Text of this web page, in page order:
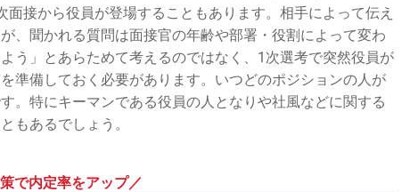
接から役員が登場することもあります。相手によって伝え
、聞かれる質問は面接官の年齢や部署・役割によって変わ
う」とあらためて考えるのではなく、1次選考で突然役員が
準備しておく必要があります。いつどのポジションの人が
。特にキーマンである役員の人となりや社風などに関する
もあるでしょう。
で内定率をアップ／